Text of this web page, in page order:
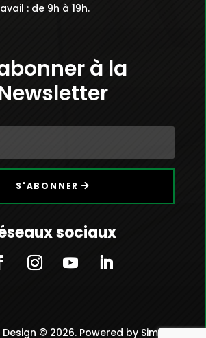
: de 9h à 19h.
à la
S'ABONNER
sociaux
© 2026. Powered by Simple